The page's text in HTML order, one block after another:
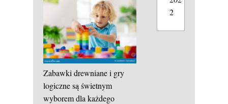
Zabawki drewniane i gry
logiczne są świetnym
wyborem dla każdego
2